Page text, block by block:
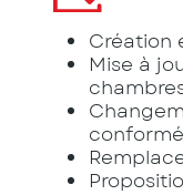
Création
Mise à